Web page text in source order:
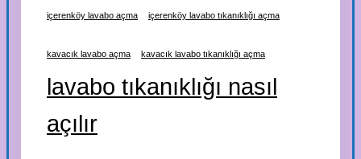
içerenköy lavabo açma içerenköy lavabo tıkanıklığı açma
kavacık lavabo açma kavacık lavabo tıkanıklığı açma
lavabo tıkanıklığı nasıl
açılır